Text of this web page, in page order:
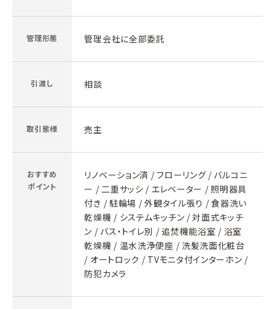
管理形態 管理会社に全部委託
引渡し 相談
取引態様 売主
おすすめ
ポイント
リノベーション済 / フローリング / バルコニ
ー / 二重サッシ / エレベーター / 照明器具
付き / 駐輪場 / 外観タイル張り / 食器洗い
乾燥機 / システムキッチン / 対面式キッチ
ン / バス・トイレ別 / 追焚機能浴室 / 浴室
乾燥機 / 温水洗浄便座 / 洗髪洗面化粧台
/ オートロック / TVモニタ付インターホン /
防犯カメラ